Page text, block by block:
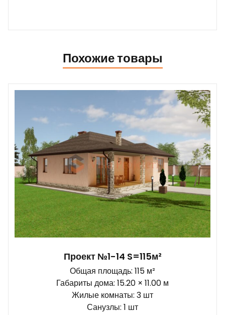
Похожие товары
Проект №1-14 S=115м²
Общая площадь: 115 м²
Габариты дома: 15.20 × 11.00 м
Жилые комнаты: 3 шт
Санузлы: 1 шт